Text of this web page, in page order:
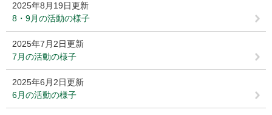
2025年8月19日更新
8・9月の活動の様子
2025年7月2日更新
7月の活動の様子
2025年6月2日更新
6月の活動の様子